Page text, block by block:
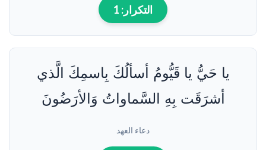
التكرار: 1
يا حَيُّ يا قَيُّومُ أسألُكَ بِاسمِكَ الَّذي
أشرَقَت بِهِ السَّماواتُ وَالأرَضُونَ
دعاء العهد